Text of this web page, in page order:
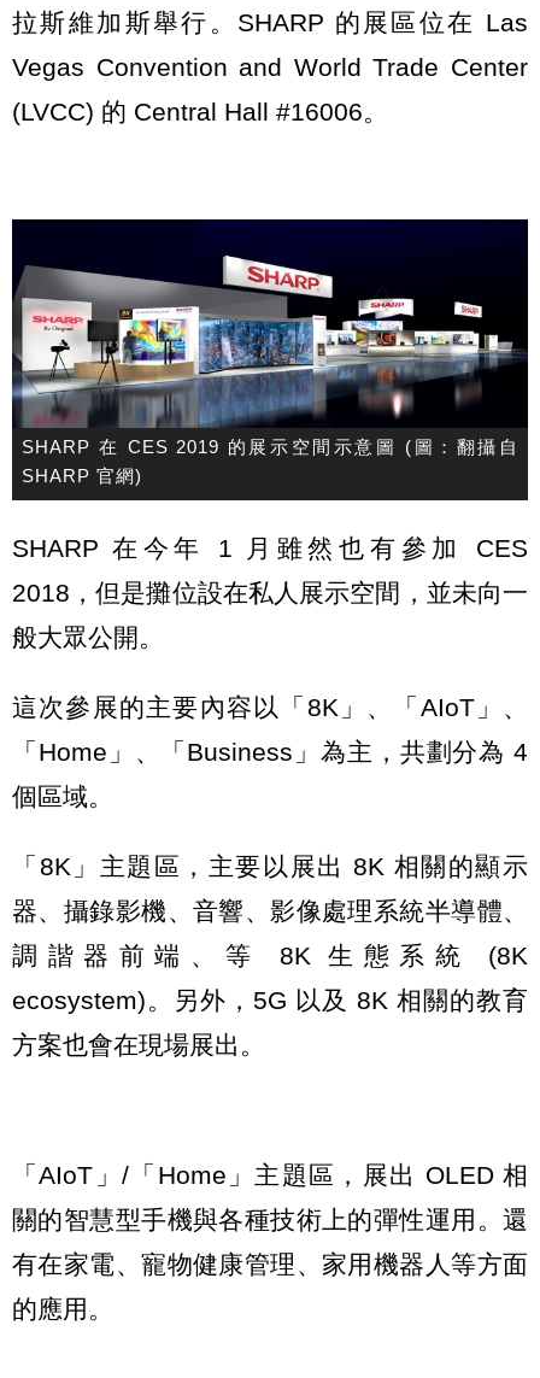
拉斯維加斯舉行。SHARP 的展區位在 Las
Vegas Convention and World Trade Center
(LVCC) 的 Central Hall #16006。
SHARP 在 CES 2019 的展示空間示意圖 (圖：翻攝自
SHARP 官網)
SHARP 在今年 1 月雖然也有參加 CES
2018，但是攤位設在私人展示空間，並未向一
般大眾公開。
這次參展的主要內容以「8K」、「AIoT」、
「Home」、「Business」為主，共劃分為 4
個區域。
「8K」主題區，主要以展出 8K 相關的顯示
器、攝錄影機、音響、影像處理系統半導體、
調諧器前端、等 8K 生態系統 (8K
ecosystem)。另外，5G 以及 8K 相關的教育
方案也會在現場展出。
「AIoT」/「Home」主題區，展出 OLED 相
關的智慧型手機與各種技術上的彈性運用。還
有在家電、寵物健康管理、家用機器人等方面
的應用。